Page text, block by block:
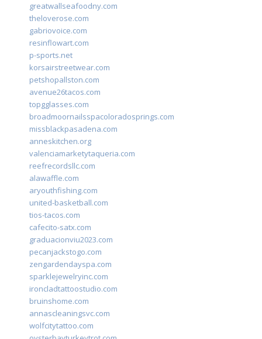
greatwallseafoodny.com
theloverose.com
gabriovoice.com
resinflowart.com
p-sports.net
korsairstreetwear.com
petshopallston.com
avenue26tacos.com
topgglasses.com
broadmoornailsspacoloradosprings.com
missblackpasadena.com
anneskitchen.org
valenciamarketytaqueria.com
reefrecordsllc.com
alawaffle.com
aryouthfishing.com
united-basketball.com
tios-tacos.com
cafecito-satx.com
graduacionviu2023.com
pecanjackstogo.com
zengardendayspa.com
sparklejewelryinc.com
ironcladtattoostudio.com
bruinshome.com
annascleaningsvc.com
wolfcitytattoo.com